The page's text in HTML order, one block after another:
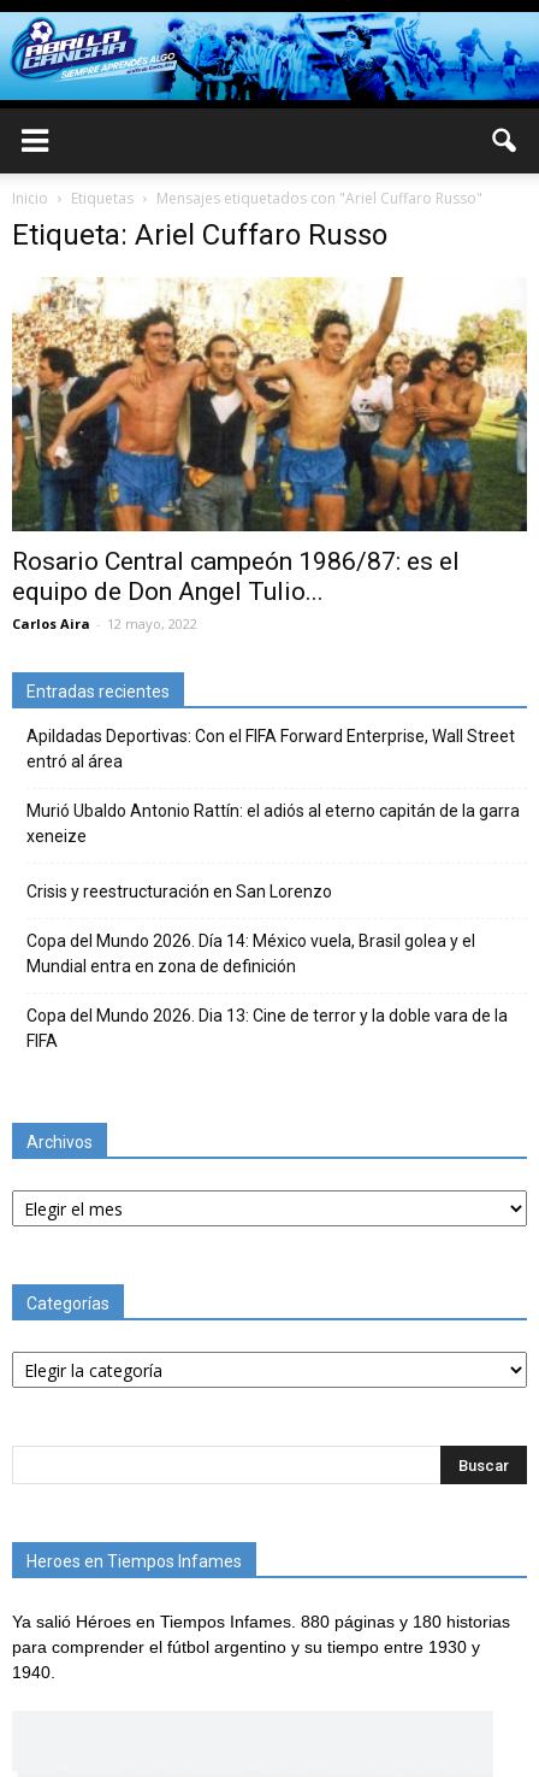
Inicio Etiquetas Mensajes etiquetados con "Ariel Cuffaro Russo"
Etiqueta: Ariel Cuffaro Russo
Rosario Central campeón 1986/87: es el
equipo de Don Angel Tulio...
Carlos Aira - 12 mayo, 2022
Entradas recientes
Apildadas Deportivas: Con el FIFA Forward Enterprise, Wall Street
entró al área
Murió Ubaldo Antonio Rattín: el adiós al eterno capitán de la garra
xeneize
Crisis y reestructuración en San Lorenzo
Copa del Mundo 2026. Día 14: México vuela, Brasil golea y el
Mundial entra en zona de definición
Copa del Mundo 2026. Dia 13: Cine de terror y la doble vara de la
FIFA
Archivos
Archivos
Categorías
Categorías
Heroes en Tiempos Infames
Ya salió Héroes en Tiempos Infames. 880 páginas y 180 historias
para comprender el fútbol argentino y su tiempo entre 1930 y
1940.